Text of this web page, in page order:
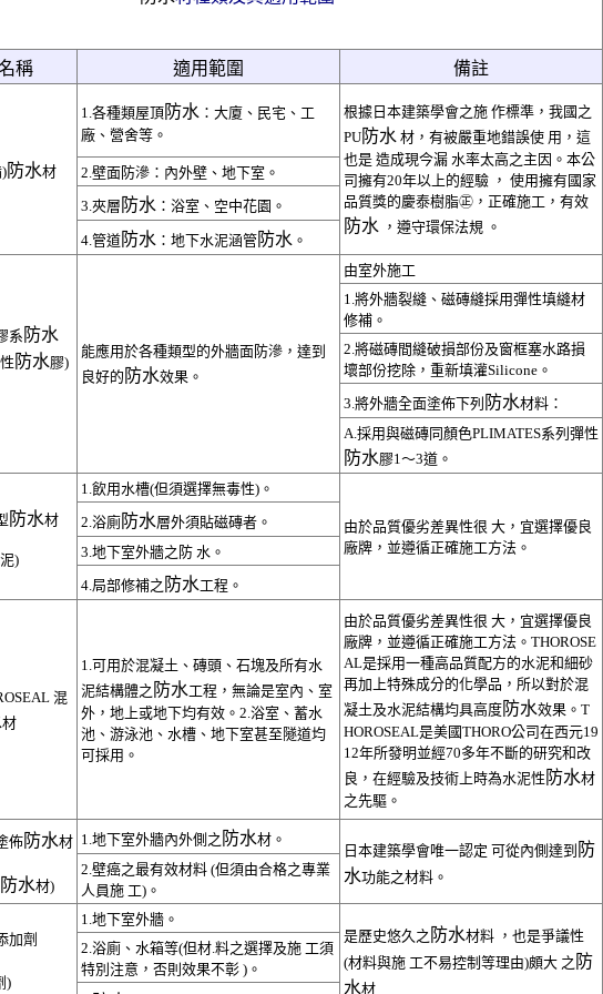
稱 適用範圍 備註
防水材
1.各種類屋頂防水：大廈、民宅、工
廠、營舍等。
根據日本建築學會之施 作標準，我國之
PU防水材，有被嚴重地錯誤使 用，這
也是 造成現今漏 水率太高之主因。本公
司擁有20年以上的經驗 ， 使用擁有國家
品質獎的慶泰樹脂㊣，正確施工，有效
防水，遵守環保法規 。
2.壁面防滲：內外壁、地下室。
3.夾層 防水：浴室、空中花園。
4.管道防水：地下水泥涵管防水。
系 防水
防水膠)
能應用於各種類型的外牆面防滲，達到
良好的 防水效果。
由室外施工
1.將外牆裂縫、磁磚縫採用彈性填縫材
修補。
2.將磁磚間縫破損部份及窗框塞水路損
壞部份挖除，重新填灌Silicone。
3.將外牆全面塗佈下列 防水材料：
A.採用與磁磚同顏色PLIMATES系列彈性
防水膠1～3道。
防水材
)
1.飲用水槽(但須選擇無毒性)。
由於品質優劣差異性很 大，宜選擇優良
廠牌，並遵循正確施工方法。
2.浴廁防水層外須貼磁磚者。
3.地下室外牆之防 水。
4.局部修補之 防水工程。
混
材
1.可用於混凝土、磚頭、石塊及所有水
泥結構體之 防水工程，無論是室內、室
外，地上或地下均有效。2.浴室、蓄水
池、游泳池、水槽、地下室甚至隧道均
可採用。
由於品質優劣差異性很 大，宜選擇優良
廠牌，並遵循正確施工方法。THOROSE
AL是採用一種高品質配方的水泥和細砂
再加上特殊成分的化學品，所以對於混
凝土及水泥結構均具高度防水效果。T
HOROSEAL是美國THORO公司在西元19
12年所發明並經70多年不斷的研究和改
良，在經驗及技術上時為水泥性 防水材
之先驅。
佈防水材
防水材)
1.地下室外牆內外側之 防水材。
日本建築學會唯一認定 可從內側達到 防
水功能之材料。
2.壁癌之最有效材料 (但須由合格之專業
人員施 工)。
加劑
)
1.地下室外牆。
是歷史悠久之 防水材料 ，也是爭議性
(材料與施 工不易控制等理由)頗大 之 防
水材
2.浴廁、水箱等(但材.料之選擇及施 工須
特別注意，否則效果不彰 )。